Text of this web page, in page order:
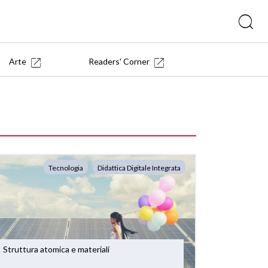
Arte Readers' Corner
Tecnologia Didattica Digitale Integrata
Struttura atomica e materiali